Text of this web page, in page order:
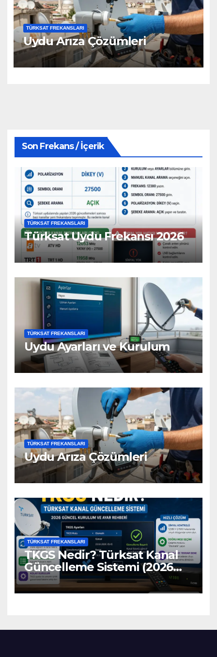
TÜRKSAT FREKANSLARI
Uydu Arıza Çözümleri
Son Frekans / İçerik
TÜRKSAT FREKANSLARI
Türksat Uydu Frekansı 2026
TÜRKSAT FREKANSLARI
Uydu Ayarları ve Kurulum
TÜRKSAT FREKANSLARI
Uydu Arıza Çözümleri
TÜRKSAT FREKANSLARI
TKGS Nedir? Türksat Kanal
Güncelleme Sistemi (2026
Ayarları)